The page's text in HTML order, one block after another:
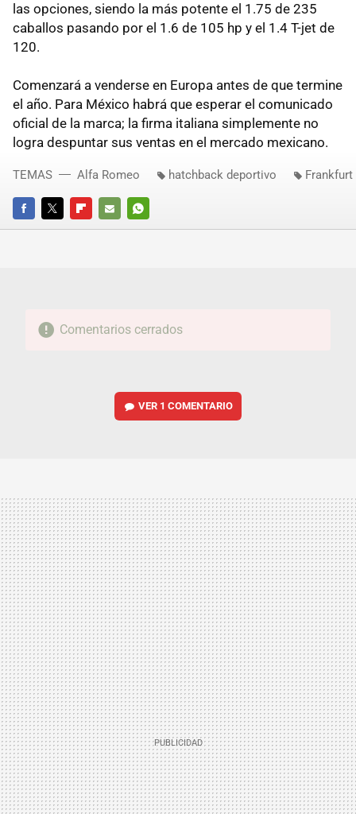
las opciones, siendo la más potente el 1.75 de 235
caballos pasando por el 1.6 de 105 hp y el 1.4 T-jet de
120.
Comenzará a venderse en Europa antes de que termine
el año. Para México habrá que esperar el comunicado
oficial de la marca; la firma italiana simplemente no
logra despuntar sus ventas en el mercado mexicano.
FACEBOOKTWITTERFLIPBOARD
E-
WHATSAPP
TEMAS Alfa Romeo hatchback deportivo Frankfurt
Comentarios cerrados
VER 1 COMENTARIO